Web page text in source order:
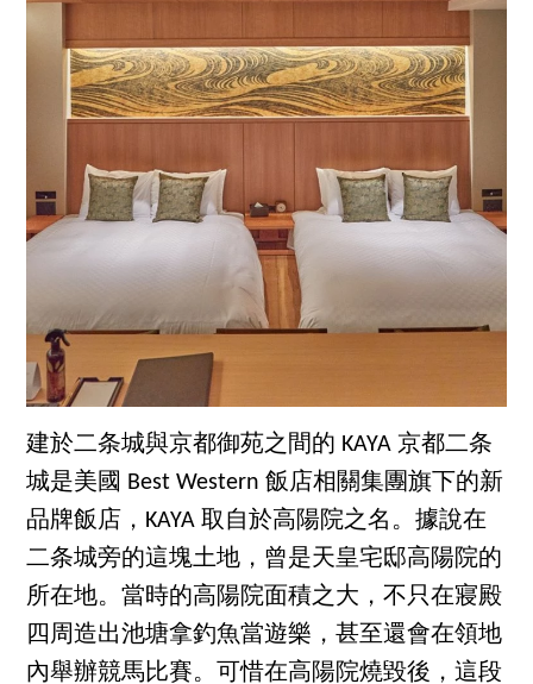
建於二条城與京都御苑之間的 KAYA 京都二条
城是美國 Best Western 飯店相關集團旗下的新
品牌飯店，KAYA 取自於高陽院之名。據說在
二条城旁的這塊土地，曾是天皇宅邸高陽院的
所在地。當時的高陽院面積之大，不只在寢殿
四周造出池塘拿釣魚當遊樂，甚至還會在領地
內舉辦競馬比賽。可惜在高陽院燒毀後，這段